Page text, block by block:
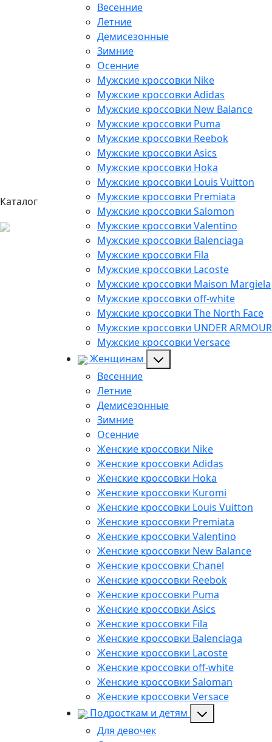
Каталог
Весенние
Летние
Демисезонные
Зимние
Осенние
Мужские кроссовки Nike
Мужские кроссовки Adidas
Мужские кроссовки New Balance
Мужские кроссовки Puma
Мужские кроссовки Reebok
Мужские кроссовки Asics
Мужские кроссовки Hoka
Мужские кроссовки Louis Vuitton
Мужские кроссовки Premiata
Мужские кроссовки Salomon
Мужские кроссовки Valentino
Мужские кроссовки Balenciaga
Мужские кроссовки Fila
Мужские кроссовки Lacoste
Мужские кроссовки Maison Margiela
Мужские кроссовки off-white
Мужские кроссовки The North Face
Мужские кроссовки UNDER ARMOUR
Мужские кроссовки Versace
Женщинам
Весенние
Летние
Демисезонные
Зимние
Осенние
Женские кроссовки Nike
Женские кроссовки Adidas
Женские кроссовки Hoka
Женские кроссовки Kuromi
Женские кроссовки Louis Vuitton
Женские кроссовки Premiata
Женские кроссовки Valentino
Женские кроссовки New Balance
Женские кроссовки Chanel
Женские кроссовки Reebok
Женские кроссовки Puma
Женские кроссовки Asics
Женские кроссовки Fila
Женские кроссовки Balenciaga
Женские кроссовки Lacoste
Женские кроссовки off-white
Женские кроссовки Saloman
Женские кроссовки Versace
Подросткам и детям
Для девочек